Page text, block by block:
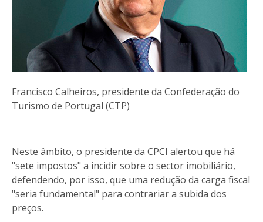
Francisco Calheiros, presidente da Confederação do
Turismo de Portugal (CTP)
Neste âmbito, o presidente da CPCI alertou que há
"sete impostos" a incidir sobre o sector imobiliário,
defendendo, por isso, que uma redução da carga fiscal
"seria fundamental" para contrariar a subida dos
preços.